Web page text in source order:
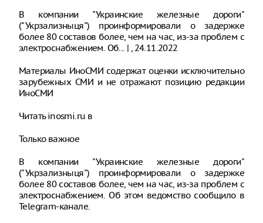
В компании "Украинские железные дороги"
("Укрзализныця") проинформировали о задержке
более 80 составов более, чем на час, из-за проблем с
электроснабжением. Об... | , 24.11.2022
Материалы ИноСМИ содержат оценки исключительно
зарубежных СМИ и не отражают позицию редакции
ИноСМИ
Читать inosmi.ru в
Только важное
В компании "Украинские железные дороги"
("Укрзализныця") проинформировали о задержке
более 80 составов более, чем на час, из-за проблем с
электроснабжением. Об этом ведомство сообщило в
Telegram-канале.